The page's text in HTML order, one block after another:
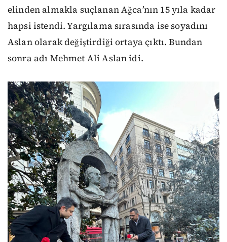
elinden almakla suçlanan Ağca’nın 15 yıla kadar
hapsi istendi. Yargılama sırasında ise soyadını
Aslan olarak değiştirdiği ortaya çıktı. Bundan
sonra adı Mehmet Ali Aslan idi.